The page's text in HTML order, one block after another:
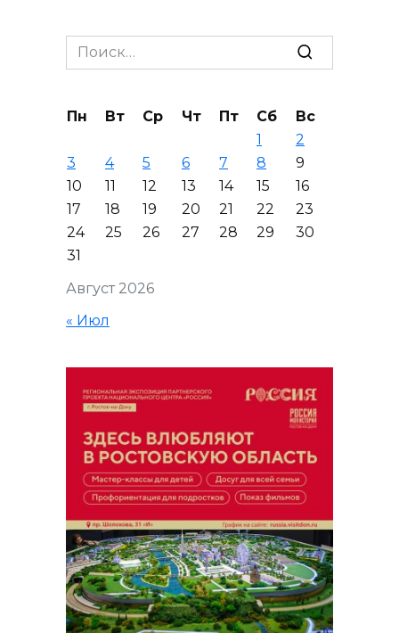
Search
for:
Август 2026
Пн Вт Ср Чт Пт Сб
Вс
1
2
3
4 5 6 7 8
9
10
11 12 13 14 15
16
17
18 19 20 21 22
23
24
25 26 27 28 29
30
31
« Июл